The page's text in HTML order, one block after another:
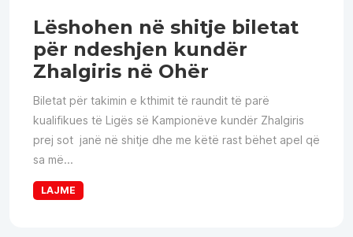
Lëshohen në shitje biletat
për ndeshjen kundër
Zhalgiris në Ohër
Biletat për takimin e kthimit të raundit të parë
kualifikues të Ligës së Kampionëve kundër Zhalgiris
prej sot janë në shitje dhe me këtë rast bëhet apel që
sa më...
LAJME